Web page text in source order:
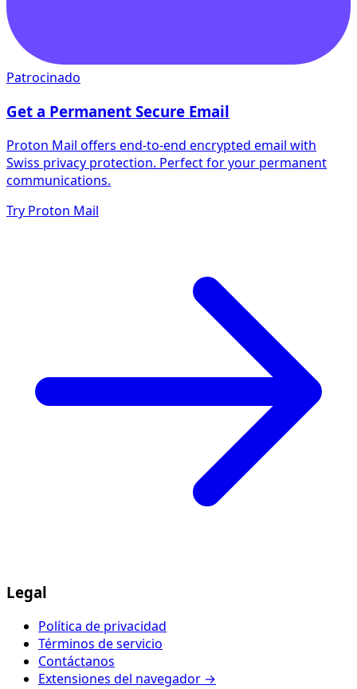
Patrocinado
Get a Permanent Secure Email
Proton Mail offers end-to-end encrypted email with
Swiss privacy protection. Perfect for your permanent
communications.
Try Proton Mail
Legal
Política de privacidad
Términos de servicio
Contáctanos
Extensiones del navegador →